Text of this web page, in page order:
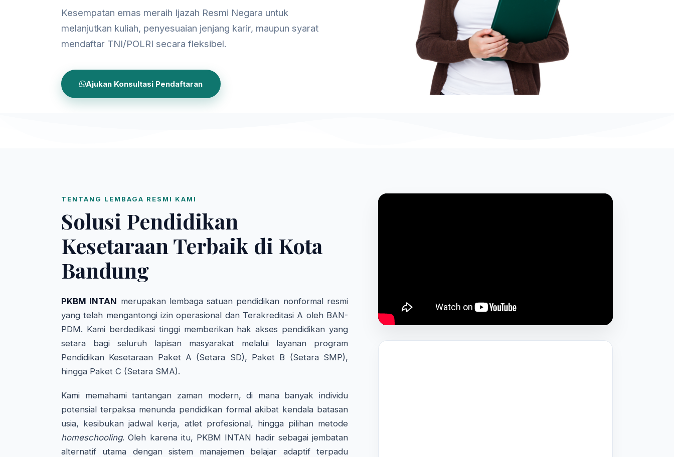
Kesempatan emas meraih Ijazah Resmi Negara untuk
melanjutkan kuliah, penyesuaian jenjang karir, maupun syarat
mendaftar TNI/POLRI secara fleksibel.
Ajukan Konsultasi Pendaftaran
TENTANG LEMBAGA RESMI KAMI
Solusi Pendidikan
Kesetaraan Terbaik di Kota
Bandung
PKBM INTAN merupakan lembaga satuan pendidikan nonformal resmi
yang telah mengantongi izin operasional dan Terakreditasi A oleh BAN-
PDM. Kami berdedikasi tinggi memberikan hak akses pendidikan yang
setara bagi seluruh lapisan masyarakat melalui layanan program
Pendidikan Kesetaraan Paket A (Setara SD), Paket B (Setara SMP),
hingga Paket C (Setara SMA).
Kami memahami tantangan zaman modern, di mana banyak individu
potensial terpaksa menunda pendidikan formal akibat kendala batasan
usia, kesibukan jadwal kerja, atlet profesional, hingga pilihan metode
homeschooling. Oleh karena itu, PKBM INTAN hadir sebagai jembatan
alternatif utama dengan sistem manajemen belajar adaptif terpadu